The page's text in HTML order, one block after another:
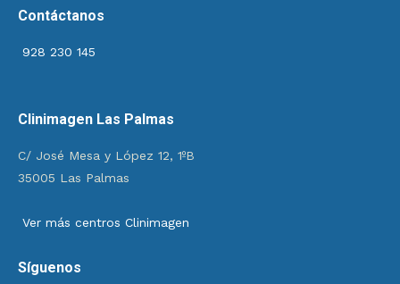
Contáctanos
928 230 145
Clinimagen Las Palmas
C/ José Mesa y López 12, 1ºB
35005 Las Palmas
Ver más centros Clinimagen
Síguenos